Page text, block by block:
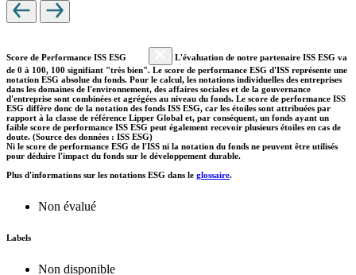
Score de Performance ISS ESG
L'évaluation de notre partenaire ISS ESG va
de 0 à 100, 100 signifiant "très bien". Le score de performance ESG d'ISS représente une
notation ESG absolue du fonds. Pour le calcul, les notations individuelles des entreprises
dans les domaines de l'environnement, des affaires sociales et de la gouvernance
d'entreprise sont combinées et agrégées au niveau du fonds. Le score de performance ISS
ESG diffère donc de la notation des fonds ISS ESG, car les étoiles sont attribuées par
rapport à la classe de référence Lipper Global et, par conséquent, un fonds ayant un
faible score de performance ISS ESG peut également recevoir plusieurs étoiles en cas de
doute. (Source des données : ISS ESG)
Ni le score de performance ESG de l'ISS ni la notation du fonds ne peuvent être utilisés
pour déduire l'impact du fonds sur le développement durable.
Plus d'informations sur les notations ESG dans le glossaire.
Non évalué
Labels
Non disponible